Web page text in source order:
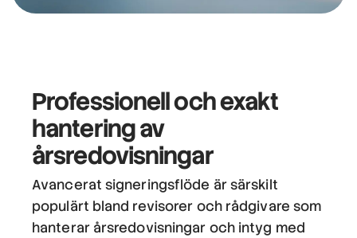
Professionell och exakt
hantering av
årsredovisningar
Avancerat signeringsflöde är särskilt
populärt bland revisorer och rådgivare som
hanterar årsredovisningar och intyg med